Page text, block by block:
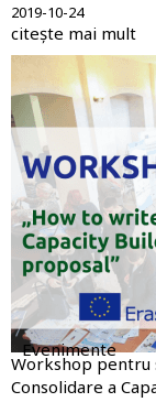
2019-10-24
citește mai mult
Evenimente
Workshop pentru
Consolidare a